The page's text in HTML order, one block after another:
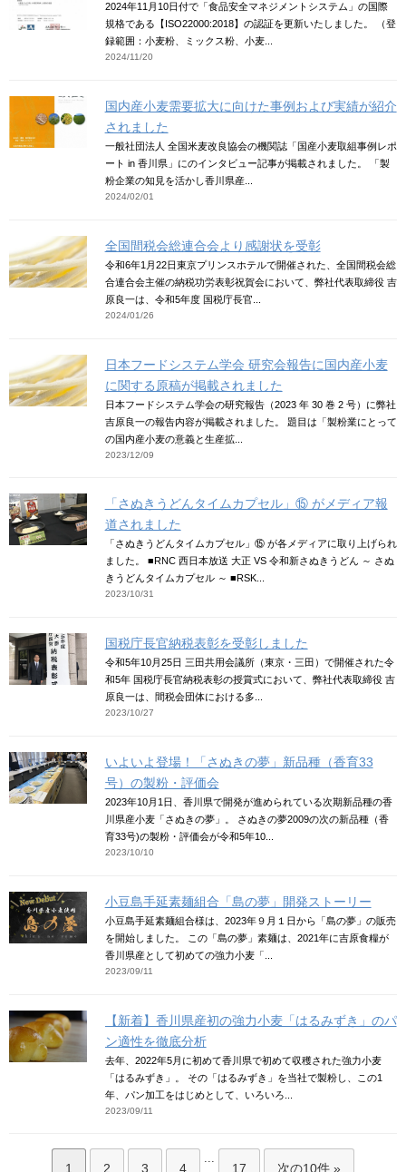
2024年11月10日付で「食品安全マネジメントシステム」の国際
規格である【ISO22000:2018】の認証を更新いたしました。 （登
録範囲：小麦粉、ミックス粉、小麦...
2024/11/20
国内産小麦需要拡大に向けた事例および実績が紹介
されました
一般社団法人 全国米麦改良協会の機関誌「国産小麦取組事例レポ
ート in 香川県」にのインタビュー記事が掲載されました。 「製
粉企業の知見を活かし香川県産...
2024/02/01
全国間税会総連合会より感謝状を受彰
令和6年1月22日東京プリンスホテルで開催された、全国間税会総
合連合会主催の納税功労表彰祝賀会において、弊社代表取締役 吉
原良一は、令和5年度 国税庁長官...
2024/01/26
日本フードシステム学会 研究会報告に国内産小麦
に関する原稿が掲載されました
日本フードシステム学会の研究報告（2023 年 30 巻 2 号）に弊社
吉原良一の報告内容が掲載されました。 題目は「製粉業にとって
の国内産小麦の意義と生産拡...
2023/12/09
「さぬきうどんタイムカプセル」⑮ がメディア報
道されました
「さぬきうどんタイムカプセル」⑮ が各メディアに取り上げられ
ました。 ■RNC 西日本放送 大正 VS 令和新さぬきうどん ～ さぬ
きうどんタイムカプセル ～ ■RSK...
2023/10/31
国税庁長官納税表彰を受彰しました
令和5年10月25日 三田共用会議所（東京・三田）で開催された令
和5年 国税庁長官納税表彰の授賞式において、弊社代表取締役 吉
原良一は、間税会団体における多...
2023/10/27
いよいよ登場！「さぬきの夢」新品種（香育33
号）の製粉・評価会
2023年10月1日、香川県で開発が進められている次期新品種の香
川県産小麦「さぬきの夢」。 さぬきの夢2009の次の新品種（香
育33号)の製粉・評価会が令和5年10...
2023/10/10
小豆島手延素麺組合「島の夢」開発ストーリー
小豆島手延素麺組合様は、2023年９月１日から「島の夢」の販売
を開始しました。 この「島の夢」素麺は、2021年に吉原食糧が
香川県産として初めての強力小麦「...
2023/09/11
【新着】香川県産初の強力小麦「はるみずき」のパ
ン適性を徹底分析
去年、2022年5月に初めて香川県で初めて収穫された強力小麦
「はるみずき」。 その「はるみずき」を当社で製粉し、この1
年、パン加工をはじめとして、いろいろ...
2023/09/11
1 2 3 4 17 次の10件 »